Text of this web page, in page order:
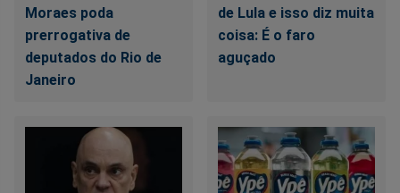
Moraes poda
prerrogativa de
deputados do Rio de
Janeiro
de Lula e isso diz muita
coisa: É o faro
aguçado